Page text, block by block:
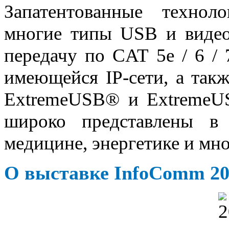
Запатентованные
многие типы USB и
передачу по CAT 5e / 6 /
имеющейся IP-сети, а
ExtremeUSB® и
широко представлены в
медицине, энергетике и
О выставке InfoComm